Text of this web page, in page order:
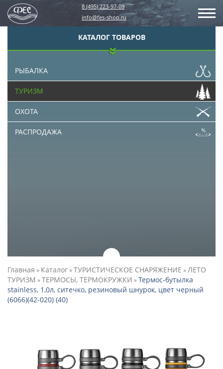
8 (495) 223-97-09
info@fes-shop.ru
КАТАЛОГ ТОВАРОВ
РЫБАЛКА
ТУРИЗМ
ОХОТА
РАСПРОДАЖА
Главная » Каталог»ТУРИСТИЧЕСКОЕ СНАРЯЖЕНИЕ »ЛЕТО
ТУРИЗМ »ТЕРМОСЫ, ТЕРМОКРУЖКИ »Термос-бутылка
stainless, 1,0л, ситечко, резиновый шнурок, цвет черный
(6066)(42-020) (40)